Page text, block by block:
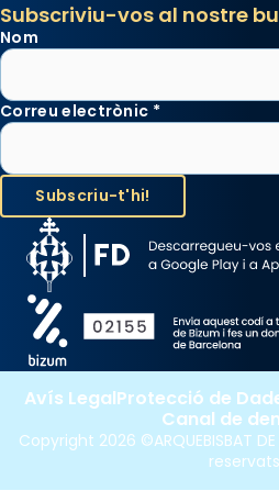
Subscriviu-vos al nostre
Nom
Correu electrònic *
Copyright 2026 ©ARQUEBISBAT
Avís LegalProtecció de
Canal de